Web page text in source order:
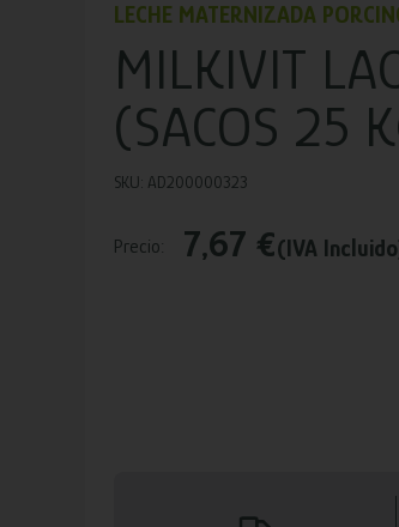
LECHE MATERNIZADA
MILKIVIT
(SACOS 25
SKU: AD200000323
Precio: 7,67 €(IVA